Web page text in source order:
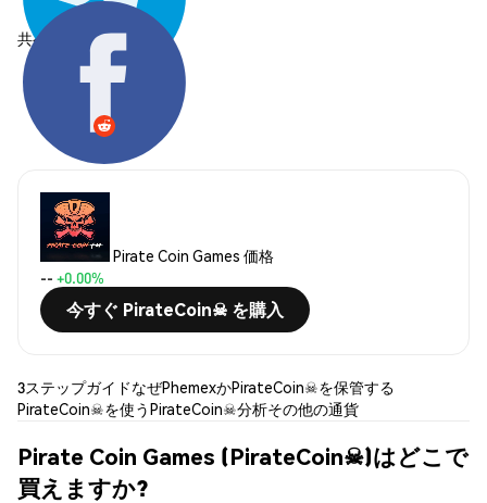
共有する:
Pirate Coin Games 価格
-- +0.00%
今すぐ PirateCoin☠ を購入
3ステップガイドなぜPhemexかPirateCoin☠を保管する
PirateCoin☠を使うPirateCoin☠分析その他の通貨
Pirate Coin Games (PirateCoin☠)はどこで
買えますか?